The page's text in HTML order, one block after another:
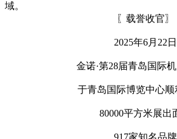
域。
〖载誉收官〗
2025年6月22日
金诺·第28届青岛国际机
于青岛国际博览中心顺
80000平方米展出
917家知名品牌